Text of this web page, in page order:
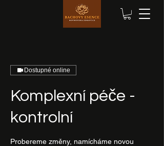
Dostupné online
Komplexní péče -
kontrolní
Probereme změny, namícháme novou